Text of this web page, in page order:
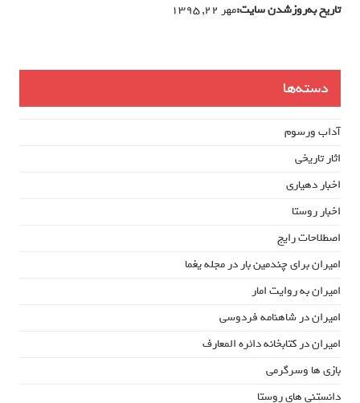
تاریخ به‌روزشدن سایت:مهر ۲۲, ۱۳۹۵
دسته‌ها
آداب ورسوم
اثار تاریخی
اخبار دهیاری
اخبار روستا
اصطلاحات رایج
امیران برای چندمین بار در مجله یغما
امیران به روایت امار
امیران در شاهنامه فردوسی
امیران در کتابخانه دائره المعارف
بازی ها وسرگرمی
دانستنی های روستا